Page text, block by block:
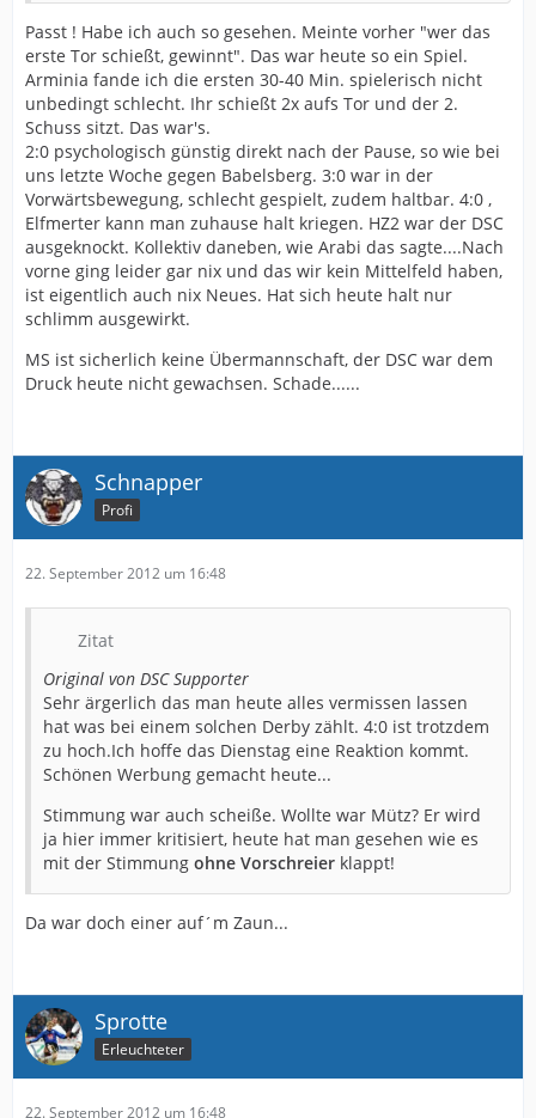
Passt ! Habe ich auch so gesehen. Meinte vorher "wer das
erste Tor schießt, gewinnt". Das war heute so ein Spiel.
Arminia fande ich die ersten 30-40 Min. spielerisch nicht
unbedingt schlecht. Ihr schießt 2x aufs Tor und der 2.
Schuss sitzt. Das war's.
2:0 psychologisch günstig direkt nach der Pause, so wie bei
uns letzte Woche gegen Babelsberg. 3:0 war in der
Vorwärtsbewegung, schlecht gespielt, zudem haltbar. 4:0 ,
Elfmerter kann man zuhause halt kriegen. HZ2 war der DSC
ausgeknockt. Kollektiv daneben, wie Arabi das sagte....Nach
vorne ging leider gar nix und das wir kein Mittelfeld haben,
ist eigentlich auch nix Neues. Hat sich heute halt nur
schlimm ausgewirkt.
MS ist sicherlich keine Übermannschaft, der DSC war dem
Druck heute nicht gewachsen. Schade......
Schnapper
Profi
22. September 2012 um 16:48
Zitat
Original von DSC Supporter
Sehr ärgerlich das man heute alles vermissen lassen
hat was bei einem solchen Derby zählt. 4:0 ist trotzdem
zu hoch.Ich hoffe das Dienstag eine Reaktion kommt.
Schönen Werbung gemacht heute...
Stimmung war auch scheiße. Wollte war Mütz? Er wird
ja hier immer kritisiert, heute hat man gesehen wie es
mit der Stimmung ohne Vorschreier klappt!
Da war doch einer auf´m Zaun...
Sprotte
Erleuchteter
22. September 2012 um 16:48